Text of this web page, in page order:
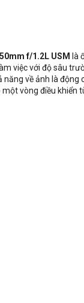
f/1.2L USM là
việc với độ sâu
năng về ảnh là
vòng điều khiển